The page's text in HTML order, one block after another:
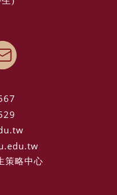
策略中心